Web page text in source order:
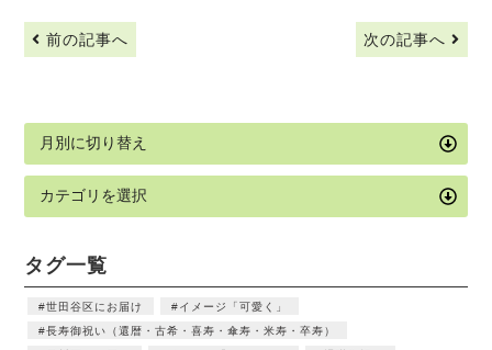
前の記事へ 次の記事へ
タグ一覧
世田谷区にお届け
イメージ「可愛く」
長寿御祝い（還暦・古希・喜寿・傘寿・米寿・卒寿）